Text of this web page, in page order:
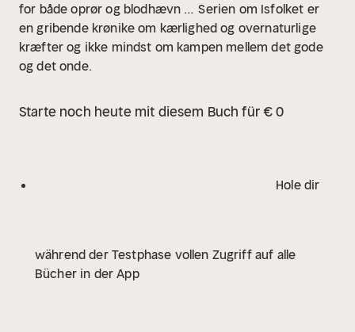
for både oprør og blodhævn … Serien om Isfolket er
en gribende krønike om kærlighed og overnaturlige
kræfter og ikke mindst om kampen mellem det gode
og det onde.
Starte noch heute mit diesem Buch für € 0
Hole dir
während der Testphase vollen Zugriff auf alle
Bücher in der App